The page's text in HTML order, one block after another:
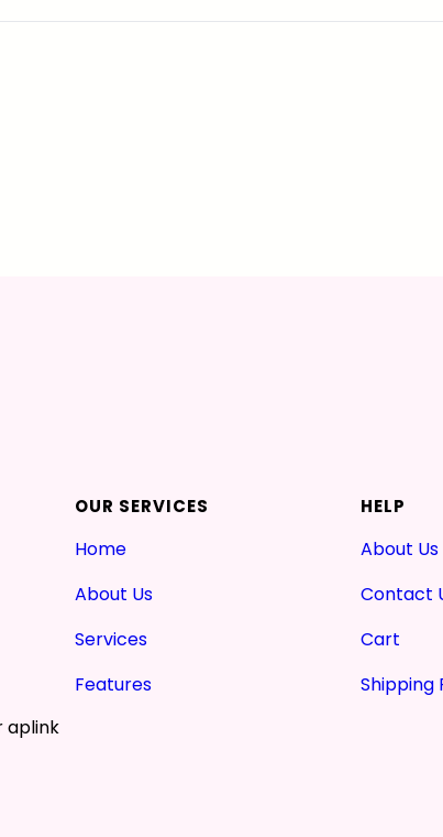
aplink
OUR SERVICES
Home
About Us
Services
Features
HELP
About Us
Contact
Cart
Shipping